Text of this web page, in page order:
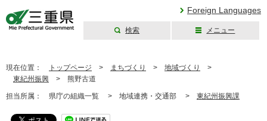
Foreign Languages
検索 メニュー
現在位置： トップページ > まちづくり > 地域づくり
>
東紀州振興 > 熊野古道
担当所属： 県庁の組織一覧 > 地域連携・交通部 > 東紀州振興課